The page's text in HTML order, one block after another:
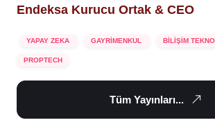
Endeksa Kurucu Ortak & CEO
YAPAY ZEKA GAYRİMENKUL BİLİŞİM
PROPTECH
Tüm Yayınları...